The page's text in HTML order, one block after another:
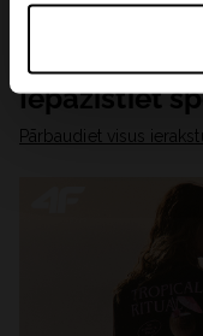
saturu un uzlabotu
( piem. socialos
mūsu Privātuma
Iepazīstiet
Pārbaudiet visus